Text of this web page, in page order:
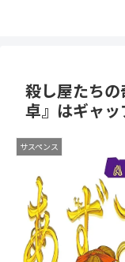
殺し屋たち
卓』はギャ
サスペンス